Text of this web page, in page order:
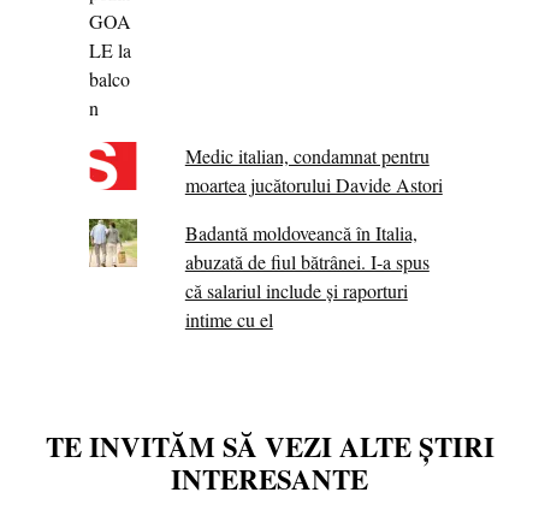
Medic italian, condamnat pentru
moartea jucătorului Davide Astori
Badantă moldoveancă în Italia,
abuzată de fiul bătrânei. I-a spus
că salariul include și raporturi
intime cu el
TE INVITĂM SĂ VEZI ALTE ȘTIRI
INTERESANTE